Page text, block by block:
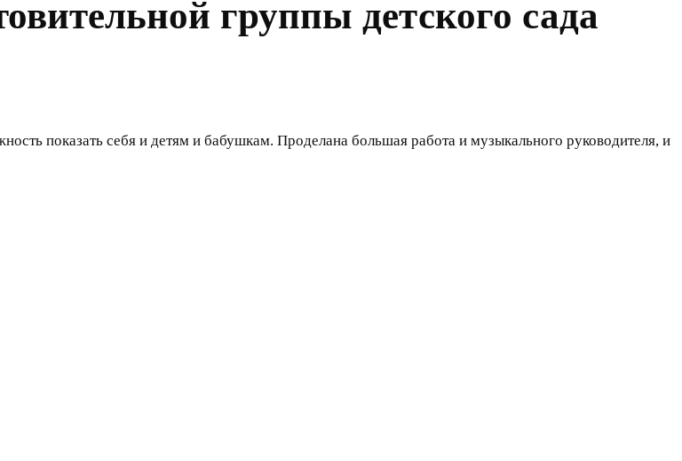
группы детского сада
показать себя и детям и бабушкам. Проделана большая работа и музыкального руководителя, и